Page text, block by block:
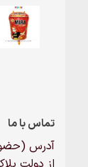
تماس با ما
آدرس